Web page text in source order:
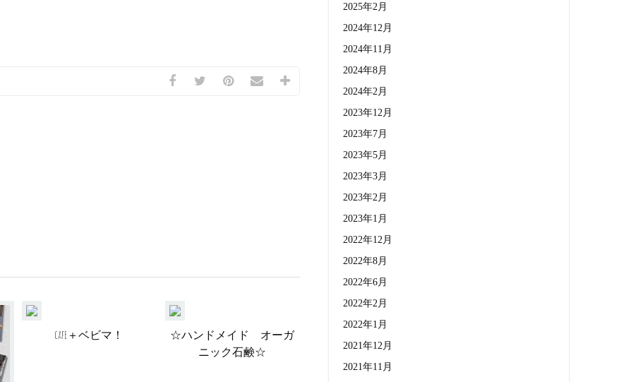
cafe＋ベビマ！
☆ハンドメイド オーガ
ニック石鹸☆
2025年2月
2024年12月
2024年11月
2024年8月
2024年2月
2023年12月
2023年7月
2023年5月
2023年3月
2023年2月
2023年1月
2022年12月
2022年8月
2022年6月
2022年2月
2022年1月
2021年12月
2021年11月